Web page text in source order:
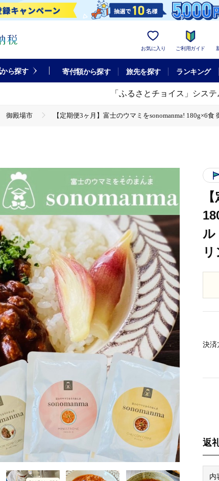
お気に入り ご利用ガイド
から探す 寄付額から探す 旅先を探す ランキング
「ふるさとチョイス」シス
御殿場市
【定期便3ヶ月】富士のウマミをsonomanma! 180g×6
ル
返
内
決済